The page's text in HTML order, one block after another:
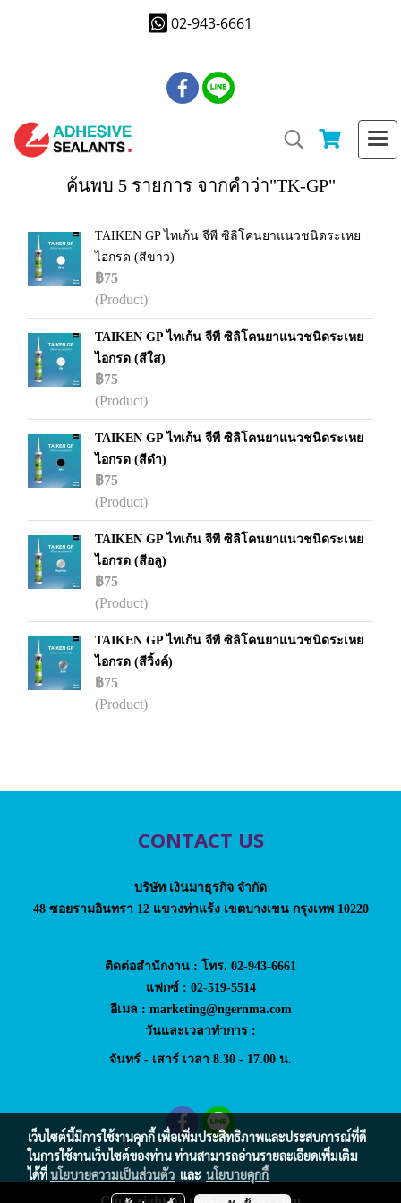
02-943-6661
ค้นพบ 5 รายการ จากคำว่า"TK-GP"
TAIKEN GP ไทเก้น จีพี ซิลิโคนยาแนวชนิดระเหย
ไอกรด (สีขาว)
฿75
(Product)
TAIKEN GP ไทเก้น จีพี ซิลิโคนยาแนวชนิดระเหย
ไอกรด (สีใส)
฿75
(Product)
TAIKEN GP ไทเก้น จีพี ซิลิโคนยาแนวชนิดระเหย
ไอกรด (สีดำ)
฿75
(Product)
TAIKEN GP ไทเก้น จีพี ซิลิโคนยาแนวชนิดระเหย
ไอกรด (สีอลู)
฿75
(Product)
TAIKEN GP ไทเก้น จีพี ซิลิโคนยาแนวชนิดระเหย
ไอกรด (สีวิ้งค์)
฿75
(Product)
CONTACT US
บริษัท เงินมาธุรกิจ จำกัด
48 ซอยรามอินทรา 12 แขวงท่าแร้ง เขตบางเขน กรุงเทพ 10220
ติดต่อสำนักงาน : โทร. 02-943-6661
แฟกซ์ : 02-519-5514
อีเมล : marketing@ngernma.com
วันและเวลาทำการ :
จันทร์ - เสาร์ เวลา 8.30 - 17.00 น.
เว็บไซต์นี้มีการใช้งานคุกกี้ เพื่อเพิ่มประสิทธิภาพและประสบการณ์ที่ดี
ในการใช้งานเว็บไซต์ของท่าน ท่านสามารถอ่านรายละเอียดเพิ่มเติม
ได้ที่นโยบายความเป็นส่วนตัว และ นโยบายคุกกี้